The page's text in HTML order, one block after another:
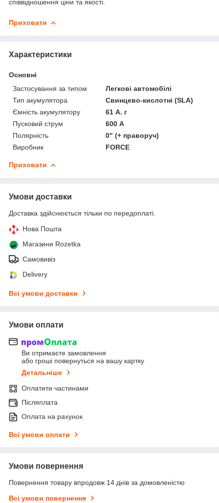
співвідношення ціни та якості.
Приховати
Характеристики
Основні
Застосування за типом
Легкові автомобілі
Тип акумулятора
Свинцево-кислотні (SLA)
Ємність акумулятору
61 А. г
Пусковий струм
600 А
Полярність
0" (+ праворуч)
Виробник
FORCE
Приховати
Умови доставки
Доставка здійснюється тільки по передоплаті.
Нова Пошта
Магазини Rozetka
Самовивіз
Delivery
Всі умови доставки
Умови оплати
Ви отримаєте замовлення
або гроші повернуться на вашу картку
Детальніше
Оплатити частинами
Післяплата
Оплата на рахунок
Всі умови оплати
Умови повернення
Повернення товару впродовж 14 днів за домовленістю
Всі умови повернення